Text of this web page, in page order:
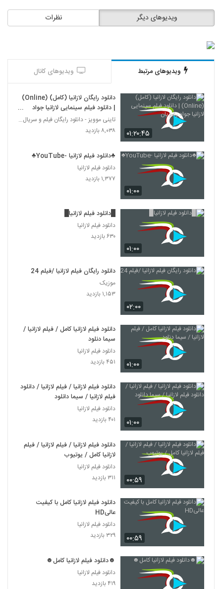
نظرات ویدیوهای دیگر
ویدیوهای مرتبط ویدیوهای کانال
۰۱:۲۰:۴۵
دانلود رایگان لازانیا (کامل) (Online)
| دانلود فیلم سینمایی لازانیا جواد
رضویان
تاینی موویز - دانلود رایگان فیلم و سریال ایرانی جد
۸,۰۳۸ بازدید
۰۱:۰۰
♣دانلود فیلم لازانیا -YouTube♣
دانلود فیلم لازانیا
۱,۳۷۷ بازدید
۰۱:۰۰
█دانلود فیلم لازانیا█
دانلود فیلم لازانیا
۶۳۰ بازدید
۰۲:۰۰
دانلود رایگان فیلم لازانیا /فیلم 24
موزیک
۱,۱۵۳ بازدید
۰۱:۰۰
دانلود فیلم لازانیا کامل / فیلم لازانیا /
سیما دنلود
دانلود فیلم لازانیا
۴۵۱ بازدید
۰۱:۰۰
دانلود فیلم لازانیا / فیلم لازانیا / دانلود
فیلم لازانیا / سیما دانلود
دانلود فیلم لازانیا
۴۰۱ بازدید
۰۰:۵۹
دانلود فیلم لازانیا / فیلم لازانیا / فیلم
لازانیا کامل / یوتیوب
دانلود فیلم لازانیا
۳۱۱ بازدید
۰۰:۵۹
دانلود فیلم لازانیا کامل با کیفیت
عالیHD
دانلود فیلم لازانیا
۳۲۹ بازدید
☻دانلود فیلم لازانیا کامل☻
دانلود فیلم لازانیا
۴۱۹ بازدید